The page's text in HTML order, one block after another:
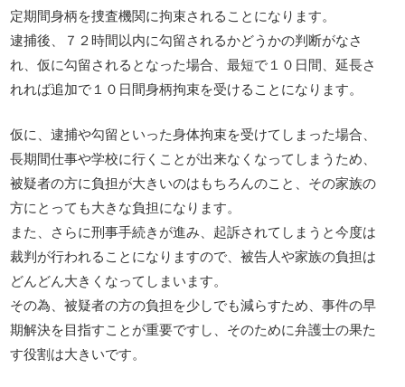
定期間身柄を捜査機関に拘束されることになります。
逮捕後、７２時間以内に勾留されるかどうかの判断がなさ
れ、仮に勾留されるとなった場合、最短で１０日間、延長さ
れれば追加で１０日間身柄拘束を受けることになります。
仮に、逮捕や勾留といった身体拘束を受けてしまった場合、
長期間仕事や学校に行くことが出来なくなってしまうため、
被疑者の方に負担が大きいのはもちろんのこと、その家族の
方にとっても大きな負担になります。
また、さらに刑事手続きが進み、起訴されてしまうと今度は
裁判が行われることになりますので、被告人や家族の負担は
どんどん大きくなってしまいます。
その為、被疑者の方の負担を少しでも減らすため、事件の早
期解決を目指すことが重要ですし、そのために弁護士の果た
す役割は大きいです。